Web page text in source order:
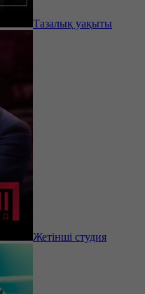
Тазалық уақыты
Жетінші студия